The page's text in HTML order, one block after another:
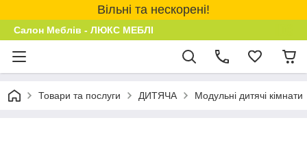
Вільні та нескорені!
Салон Меблів - ЛЮКС МЕБЛІ
Товари та послуги ДИТЯЧА Модульні дитячі кімнати